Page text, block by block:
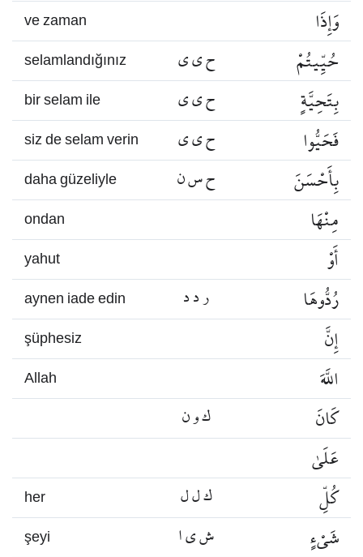
ve zaman وَإِذَا
selamlandığınız ح ي ي حُيِّيتُمْ
bir selam ile ح ي ي بِتَحِيَّةٍ
siz de selam verin ح ي ي فَحَيُّوا
daha güzeliyle ح س ن بِأَحْسَنَ
ondan مِنْهَا
yahut أَوْ
aynen iade edin ر د د رُدُّوهَا
şüphesiz إِنَّ
Allah اللَّهَ
ك و ن
كَانَ
عَلَىٰ
her ك ل ل كُلِّ
şeyi ش ي ا شَيْءٍ